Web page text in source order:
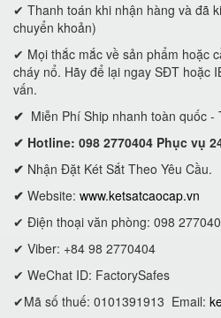
✔ Thanh toán khi nhận hàng và đã
chuyển khoản)
✔ Mọi thắc mắc về sản phẩm hoặc
cháy nổ. Hãy để lại ngay SĐT hoặc
vấn.
✔ Miễn Phí Ship nhanh toàn quốc
✔ Hotline: 098 2770404 Phục vụ
✔ Nhận Đặt Két Sắt Theo Yêu Cầu.
✔ Website: www.ketsatcaocap.vn
✔ Điện thoại văn phòng: 098
✔ Viber: +84 98 2770404
✔ WeChat ID: FactorySafes
✔Mã số thuế: 0101391913 Email: